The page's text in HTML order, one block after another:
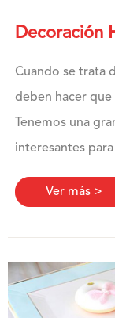
Decoración
Cuando se trata
deben hacer
Tenemos una
interesantes
Ver más >